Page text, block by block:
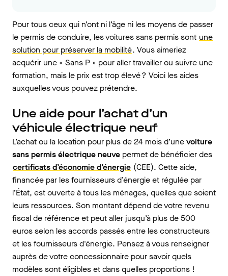
Pour tous ceux qui n’ont ni l’âge ni les moyens de passer
le permis de conduire, les voitures sans permis sont une
solution pour préserver la mobilité. Vous aimeriez
acquérir une « Sans P » pour aller travailler ou suivre une
formation, mais le prix est trop élevé ? Voici les aides
auxquelles vous pouvez prétendre.
Une aide pour l’achat d’un
véhicule électrique neuf
L’achat ou la location pour plus de 24 mois d’unevoiture
sans permis électrique neuve permet de bénéficier des
certificats d’économie d’énergie (CEE). Cette aide,
financée par les fournisseurs d’énergie et régulée par
l’État, est ouverte à tous les ménages, quelles que soient
leurs ressources. Son montant dépend de votre revenu
fiscal de référence et peut aller jusqu’à plus de 500
euros selon les accords passés entre les constructeurs
et les fournisseurs d'énergie. Pensez à vous renseigner
auprès de votre concessionnaire pour savoir quels
modèles sont éligibles et dans quelles proportions !